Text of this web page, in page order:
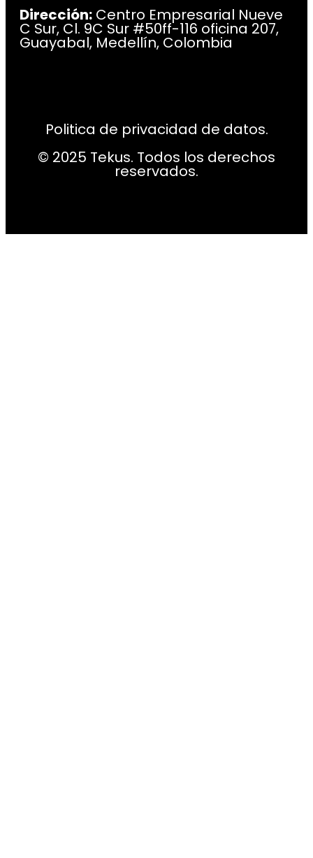
Dirección: Centro Empresarial Nueve
C Sur, Cl. 9C Sur #50ff-116 oficina 207,
Guayabal, Medellín, Colombia
Politica de privacidad de datos.
© 2025 Tekus. Todos los derechos
reservados.